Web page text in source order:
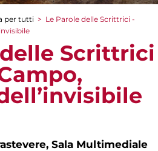
per tutti > Le Parole delle Scrittrici -
Scrittrici
Sala Multimediale